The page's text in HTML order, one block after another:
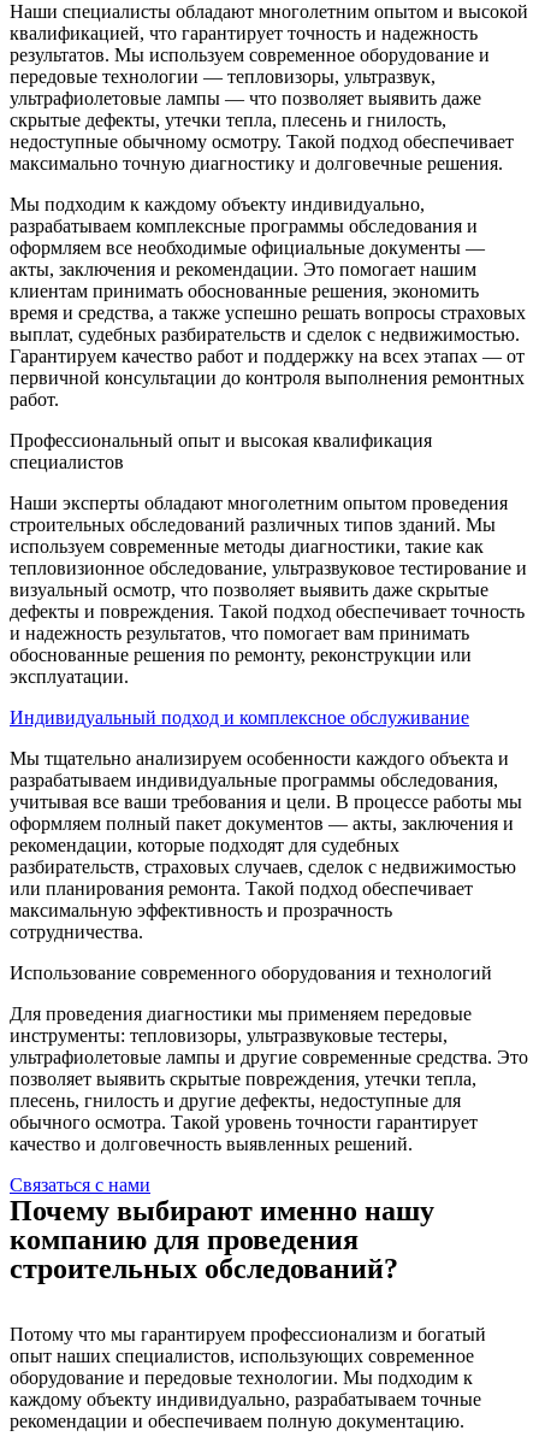
Наши специалисты обладают многолетним опытом и высокой
квалификацией, что гарантирует точность и надежность
результатов. Мы используем современное оборудование и
передовые технологии — тепловизоры, ультразвук,
ультрафиолетовые лампы — что позволяет выявить даже
скрытые дефекты, утечки тепла, плесень и гнилость,
недоступные обычному осмотру. Такой подход обеспечивает
максимально точную диагностику и долговечные решения.
Мы подходим к каждому объекту индивидуально,
разрабатываем комплексные программы обследования и
оформляем все необходимые официальные документы —
акты, заключения и рекомендации. Это помогает нашим
клиентам принимать обоснованные решения, экономить
время и средства, а также успешно решать вопросы страховых
выплат, судебных разбирательств и сделок с недвижимостью.
Гарантируем качество работ и поддержку на всех этапах — от
первичной консультации до контроля выполнения ремонтных
работ.
Профессиональный опыт и высокая квалификация
специалистов
Наши эксперты обладают многолетним опытом проведения
строительных обследований различных типов зданий. Мы
используем современные методы диагностики, такие как
тепловизионное обследование, ультразвуковое тестирование и
визуальный осмотр, что позволяет выявить даже скрытые
дефекты и повреждения. Такой подход обеспечивает точность
и надежность результатов, что помогает вам принимать
обоснованные решения по ремонту, реконструкции или
эксплуатации.
Индивидуальный подход и комплексное обслуживание
Мы тщательно анализируем особенности каждого объекта и
разрабатываем индивидуальные программы обследования,
учитывая все ваши требования и цели. В процессе работы мы
оформляем полный пакет документов — акты, заключения и
рекомендации, которые подходят для судебных
разбирательств, страховых случаев, сделок с недвижимостью
или планирования ремонта. Такой подход обеспечивает
максимальную эффективность и прозрачность
сотрудничества.
Использование современного оборудования и технологий
Для проведения диагностики мы применяем передовые
инструменты: тепловизоры, ультразвуковые тестеры,
ультрафиолетовые лампы и другие современные средства. Это
позволяет выявить скрытые повреждения, утечки тепла,
плесень, гнилость и другие дефекты, недоступные для
обычного осмотра. Такой уровень точности гарантирует
качество и долговечность выявленных решений.
Связаться с нами
Почему выбирают именно нашу
компанию для проведения
строительных обследований?
Потому что мы гарантируем профессионализм и богатый
опыт наших специалистов, использующих современное
оборудование и передовые технологии. Мы подходим к
каждому объекту индивидуально, разрабатываем точные
рекомендации и обеспечиваем полную документацию.